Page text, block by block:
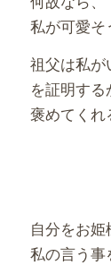
私が可愛そ
祖父は私が
を証明する
褒めてくれ
自分をお姫
私の言う事